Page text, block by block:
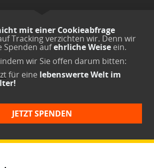
mit einer Cookieabfrage
Tracking verzichten wir. Denn wir
Spenden aufehrliche Weise ein.
wir Sie offen darum bitten:
für eine lebenswerte Welt im
JETZT SPENDEN